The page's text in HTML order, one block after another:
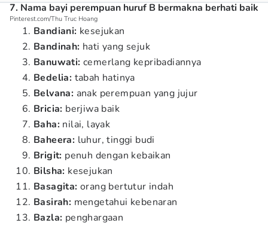
7. Nama bayi perempuan huruf B bermakna berhati baik
Pinterest.com/Thu Truc Hoang
Bandiani: kesejukan
Bandinah: hati yang sejuk
Banuwati: cemerlang kepribadiannya
Bedelia: tabah hatinya
Belvana: anak perempuan yang jujur
Bricia: berjiwa baik
Baha: nilai, layak
Baheera: luhur, tinggi budi
Brigit: penuh dengan kebaikan
Bilsha: kesejukan
Basagita: orang bertutur indah
Basirah: mengetahui kebenaran
Bazla: penghargaan